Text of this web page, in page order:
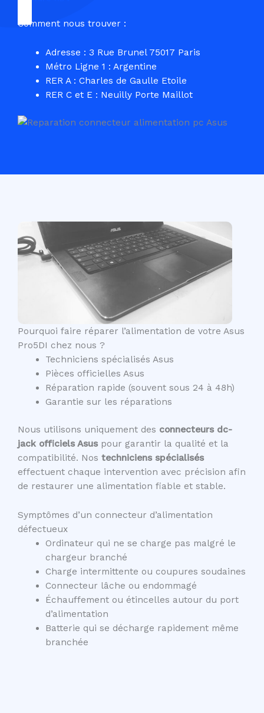
Comment nous trouver :
Adresse : 3 Rue Brunel 75017 Paris
Métro Ligne 1 : Argentine
RER A : Charles de Gaulle Etoile
RER C et E : Neuilly Porte Maillot
Pourquoi faire réparer l’alimentation de votre Asus
Pro5DI chez nous ?
Techniciens spécialisés Asus
Pièces officielles Asus
Réparation rapide (souvent sous 24 à 48h)
Garantie sur les réparations
Nous utilisons uniquement des connecteurs dc-
jack officiels Asuspour garantir la qualité et la
compatibilité. Nos techniciens spécialisés
effectuent chaque intervention avec précision afin
de restaurer une alimentation fiable et stable.
Symptômes d’un connecteur d’alimentation
défectueux
Ordinateur qui ne se charge pas malgré le
chargeur branché
Charge intermittente ou coupures soudaines
Connecteur lâche ou endommagé
Échauffement ou étincelles autour du port
d’alimentation
Batterie qui se décharge rapidement même
branchée